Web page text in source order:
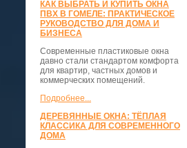
КАК ВЫБРАТЬ И КУПИТЬ ОКНА
ПВХ В ГОМЕЛЕ: ПРАКТИЧЕСКОЕ
РУКОВОДСТВО ДЛЯ ДОМА И
БИЗНЕСА
Современные пластиковые окна
давно стали стандартом комфорта
для квартир, частных домов и
коммерческих помещений.
Подробнее...
ДЕРЕВЯННЫЕ ОКНА: ТЁПЛАЯ
КЛАССИКА ДЛЯ СОВРЕМЕННОГО
ДОМА